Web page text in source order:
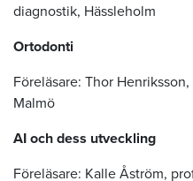
diagnostik, Hässleholm
Ortodonti
Föreläsare: Thor
Malmö
AI och dess utveckling
Föreläsare: Kalle Åström,